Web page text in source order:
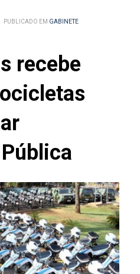
PUBLICADO EM GABINETE
recebe